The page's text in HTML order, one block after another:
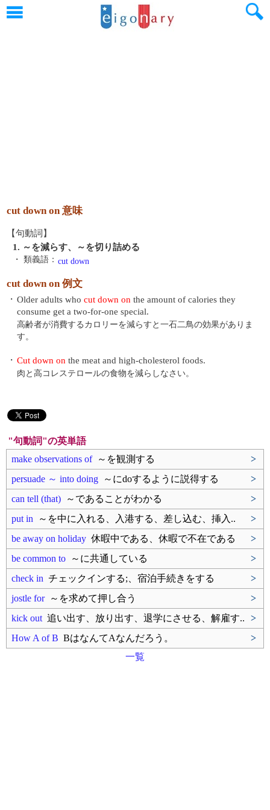
cut down on 意味
【句動詞】
1. ～を減らす、～を切り詰める
・ 類義語： cut down
cut down on 例文
・ Older adults who cut down on the amount of calories they
consume get a two-for-one special.
高齢者が消費するカロリーを減らすと一石二鳥の効果がありま
す。
・ Cut down on the meat and high-cholesterol foods.
肉と高コレステロールの食物を減らしなさい。
"句動詞"の英単語
make observations of～を観測する
>
persuade ～ into doing ～にdoするように説得する
>
can tell (that) ～であることがわかる
>
put in ～を中に入れる、入港する、差し込む、挿入..
>
be away on holiday 休暇中である、休暇で不在である
>
be common to ～に共通している
>
check in チェックインする;、宿泊手続きをする
>
jostle for～を求めて押し合う
>
kick out 追い出す、放り出す、退学にさせる、解雇す..
>
How A of B BはなんてAなんだろう。
>
一覧